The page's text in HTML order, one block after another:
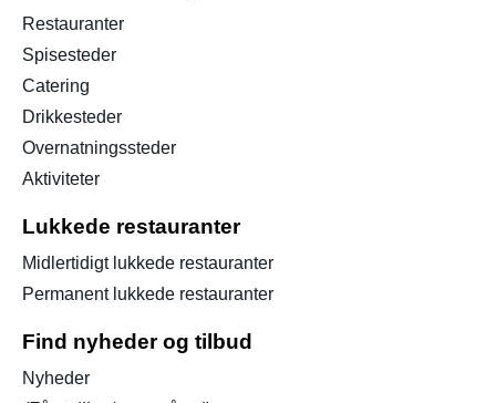
Restauranter
Spisesteder
Catering
Drikkesteder
Overnatningssteder
Aktiviteter
Lukkede restauranter
Midlertidigt lukkede restauranter
Permanent lukkede restauranter
Find nyheder og tilbud
Nyheder